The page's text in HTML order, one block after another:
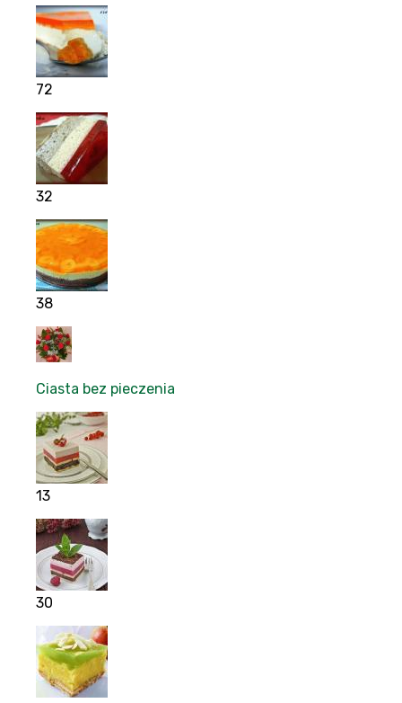
72
32
38
Ciasta bez pieczenia
13
30